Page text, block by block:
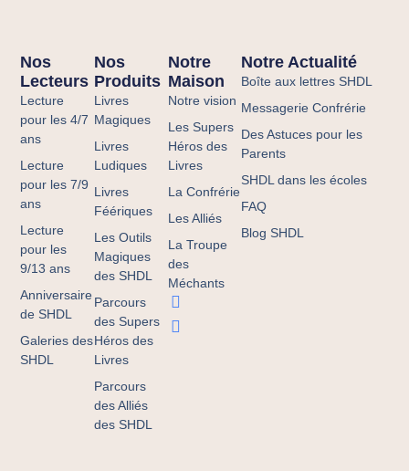
Notre
Maison
Notre vision
Les Supers
Héros des
Livres
La Confrérie
Les Alliés
La Troupe
des
Méchants
Nos
Produits
Livres
Magiques
Livres
Ludiques
Livres
Féériques
Les Outils
Magiques
des SHDL
Parcours
des Supers
Héros des
Livres
Parcours
des Alliés
des SHDL
Nos
Lecteurs
Lecture
pour les 4/7
ans
Lecture
pour les 7/9
ans
Lecture
pour les
9/13 ans
Anniversaire
de SHDL
Galeries des
SHDL
Notre Actualité
Boîte aux lettres SHDL
Messagerie Confrérie
Des Astuces pour les
Parents
SHDL dans les écoles
FAQ
Blog SHDL